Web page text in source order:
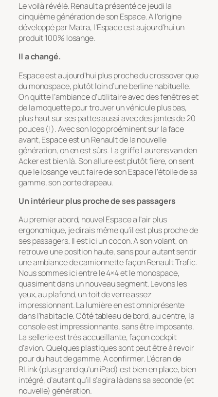
Le voilà révélé. Renault a présenté ce jeudi la
cinquième génération de son Espace. A l’origine
développé par Matra, l’Espace est aujourd’hui un
produit 100% losange.
Il a changé.
Espace est aujourd’hui plus proche du crossover que
du monospace, plutôt loin d’une berline habituelle.
On quitte l’ambiance d’utilitaire avec des fenêtres et
de la moquette pour trouver un véhicule plus bas,
plus haut sur ses pattes aussi avec des jantes de 20
pouces (!). Avec son logo proéminent sur la face
avant, Espace est un Renault de la nouvelle
génération, on en est sûrs. La griffe Laurens van den
Acker est bien là. Son allure est plutôt fière, on sent
que le losange veut faire de son Espace l’étoile de sa
gamme, son porte drapeau.
Un intérieur plus proche de ses passagers
Au premier abord, nouvel Espace a l’air plus
ergonomique, je dirais même qu’il est plus proche de
ses passagers. Il est ici un cocon. A son volant, on
retrouve une position haute, sans pour autant sentir
une ambiance de camionnette façon Renault Trafic.
Nous sommes ici entre le 4×4 et le monospace,
quasiment dans un nouveau segment. Levons les
yeux, au plafond, un toit de verre assez
impressionnant. La lumière en est omniprésente
dans l’habitacle. Côté tableau de bord, au centre, la
console est impressionnante, sans être imposante.
La sellerie est très accueillante, façon cockpit
d’avion. Quelques plastiques sont peut être à revoir
pour du haut de gamme. A confirmer. L’écran de
RLink (plus grand qu’un iPad) est bien en place, bien
intégré, d’autant qu’il s’agira là dans sa seconde (et
nouvelle) génération.